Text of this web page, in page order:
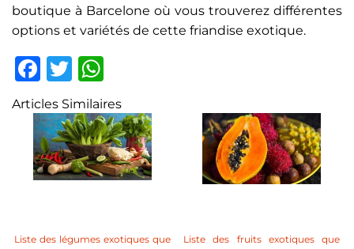
boutique à Barcelone où vous trouverez différentes
options et variétés de cette friandise exotique.
Facebook
Twitter
Articles Similaires
Liste des légumes exotiques que
Liste des fruits exotiques que